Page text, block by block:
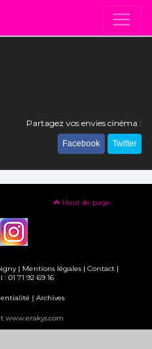
Partagez vos envies cinéma :
Facebook Twitter
Haut de page
| Mentions légales| Contact|
: 01 71 92 69 16
| Archives
www.erakys.com